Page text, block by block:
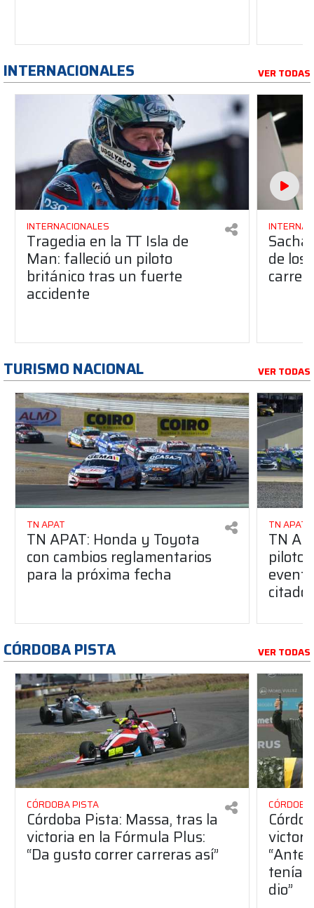
INTERNACIONALES VER TODAS
INTERNACIONALES
Tragedia en la TT Isla de
Man: falleció un piloto
británico tras un fuerte
accidente
de los
TURISMO NACIONAL VER TODAS
TN APAT
TN APAT: Honda y Toyota
con cambios reglamentarios
para la próxima fecha
TN APAT
TN
piloto
citado
CÓRDOBA PISTA VER TODAS
CÓRDOBA PISTA
Córdoba Pista: Massa, tras la
victoria en la Fórmula Plus:
“Da gusto correr carreras así”
dio”